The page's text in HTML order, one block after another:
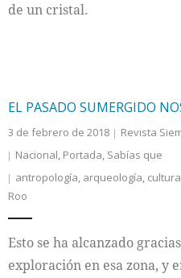
de un cristal.
EL PASADO SUMERGIDO
3 de febrero de 2018
Revista
Nacional, Portada, Sabías que
antropología, arqueología, cultura
Roo
Esto se ha alcanzado
exploración en esa zona, y